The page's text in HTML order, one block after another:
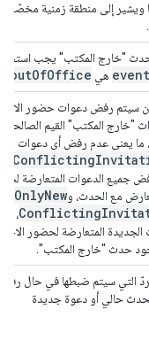
ويشير إلى منطقة زمنية
حدث "خارج المكتب" يجب
event هي outOfOffice
سيتم رفض دعوات حضور
"خارج المكتب" القيم
، ما يعني عدم رفض أي دعوات
Conflicting
جميع الدعوات المتعارضة
مع الحدث، و
OnlyNew
Conflicting،
الجديدة المتعارضة لحضور
حدث "خارج المكتب".
لحدث حالي أو دعوة جديدة